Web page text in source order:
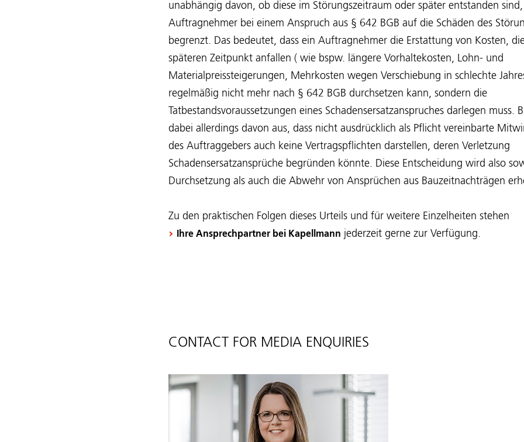
unabhängig davon, ob diese im Störungszeitraum oder später entstanden
Auftragnehmer bei einem Anspruch aus § 642 BGB auf die Schäden des
begrenzt. Das bedeutet, dass ein Auftragnehmer die Erstattung von Kosten,
späteren Zeitpunkt anfallen ( wie bspw. längere Vorhaltekosten, Lohn- und
Materialpreissteigerungen, Mehrkosten wegen Verschiebung in schlechte
regelmäßig nicht mehr nach § 642 BGB durchsetzen kann, sondern die
Tatbestandsvoraussetzungen eines Schadensersatzanspruches darlegen muss.
dabei allerdings davon aus, dass nicht ausdrücklich als Pflicht vereinbarte
des Auftraggebers auch keine Vertragspflichten darstellen, deren Verletzung
Schadensersatzansprüche begründen könnte. Diese Entscheidung wird also
Durchsetzung als auch die Abwehr von Ansprüchen aus Bauzeitnachträgen
Zu den praktischen Folgen dieses Urteils und für weitere Einzelheiten stehen
Ihre Ansprechpartner bei Kapellmann jederzeit gerne zur Verfügung.
CONTACT FOR MEDIA ENQUIRIES